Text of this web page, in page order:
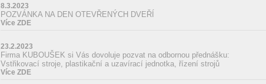
8.3.2023
POZVÁNKA NA DEN OTEVŘENÝCH DVEŘÍ
Více ZDE
23.2.2023
Firma KUBOUŠEK si Vás dovoluje pozvat na odbornou přednášku:
Vstřikovací stroje, plastikační a uzavírací jednotka, řízení strojů
Více ZDE